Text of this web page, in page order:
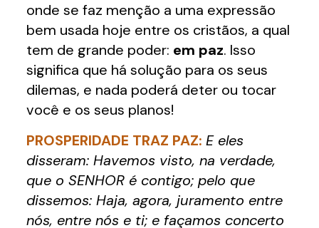
onde se faz menção a uma expressão
bem usada hoje entre os cristãos, a qual
tem de grande poder: em paz. Isso
significa que há solução para os seus
dilemas, e nada poderá deter ou tocar
você e os seus planos!
PROSPERIDADE TRAZ PAZ: E eles
disseram: Havemos visto, na verdade,
que o SENHOR é contigo; pelo que
dissemos: Haja, agora, juramento entre
nós, entre nós e ti; e façamos concerto